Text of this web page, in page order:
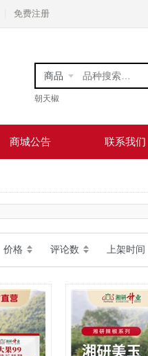
免费注册
商品
朝天椒
商城公告 联系我们
价格 评论数 上架时间